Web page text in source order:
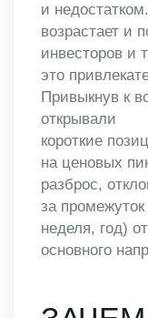
и
возрастает и
инвесторов и
это
Привыкнув к
открывали
короткие
на ценовых
разброс,
за
неделя, год)
основного